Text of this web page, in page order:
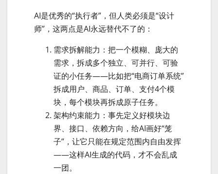
AI是优秀的“执行者”，但人类必须是“设计
师”，这两点是AI永远替代不了的：
需求拆解能力：把一个模糊、庞大的
需求，拆成多个独立、可并行、可验
证的小任务——比如把“电商订单系统”
拆成用户、商品、订单、支付4个模
块，每个模块再拆成原子任务。
架构约束能力：事先定义好模块边
界、接口、依赖方向，给AI画好“笼
子”，让它只能在规定范围内自由发挥
——这样AI生成的代码，才不会乱成
一团。